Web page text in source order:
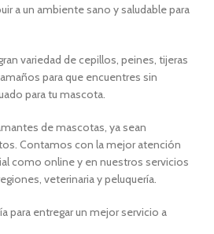
a un ambiente sano y saludable para
variedad de cepillos, peines, tijeras
para que encuentres sin
para tu mascota.
de mascotas, ya sean
Contamos con la mejor atención
como online y en nuestros servicios
veterinaria y peluquería.
para entregar un mejor servicio a